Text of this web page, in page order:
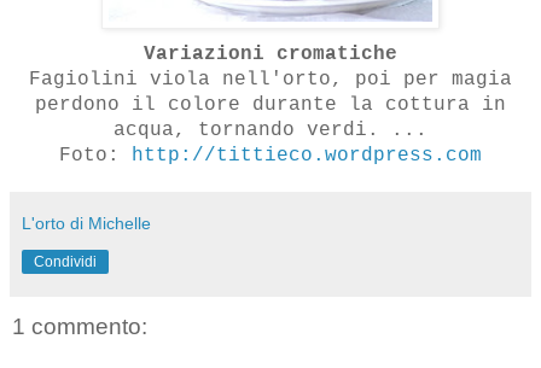
Variazioni cromatiche
Fagiolini viola nell'orto, poi per magia
perdono il colore durante la cottura in
acqua, tornando verdi. ...
Foto: http://tittieco.wordpress.com
L'orto di Michelle
Condividi
1 commento: